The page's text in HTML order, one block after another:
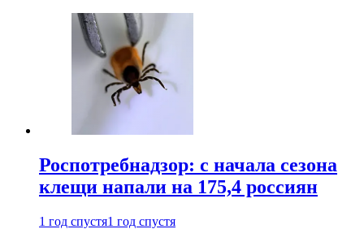
Роспотребнадзор: с начала сезона
клещи напали на 175,4 россиян
1 год спустя1 год спустя